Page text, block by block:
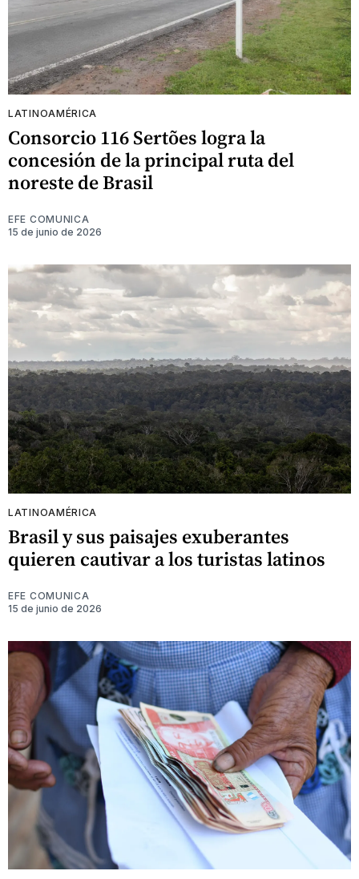
LATINOAMÉRICA
Consorcio 116 Sertões logra la
concesión de la principal ruta del
noreste de Brasil
EFE COMUNICA
15 de junio de 2026
LATINOAMÉRICA
Brasil y sus paisajes exuberantes
quieren cautivar a los turistas latinos
EFE COMUNICA
15 de junio de 2026